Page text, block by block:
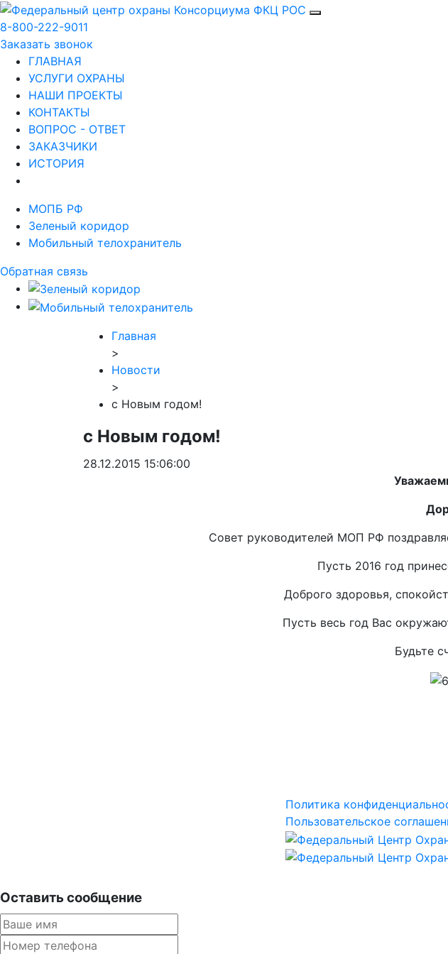
8-800-222-9011
Заказать звонок
ГЛАВНАЯ
УСЛУГИ ОХРАНЫ
НАШИ ПРОЕКТЫ
КОНТАКТЫ
ВОПРОС - ОТВЕТ
ЗАКАЗЧИКИ
ИСТОРИЯ
МОПБ РФ
Зеленый коридор
Мобильный телохранитель
Обратная связь
Главная
>
Новости
>
с Новым годом!
с Новым годом!
28.12.2015 15:06:00
Совет руководителей МОП РФ
Пусть 2016 год
Доброго здоровья,
Пусть весь год Вас
Будьте
Политика
Пользовательское
Оставить сообщение